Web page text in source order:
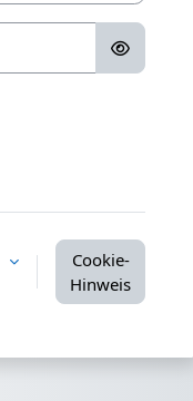
Cookie-
Hinweis